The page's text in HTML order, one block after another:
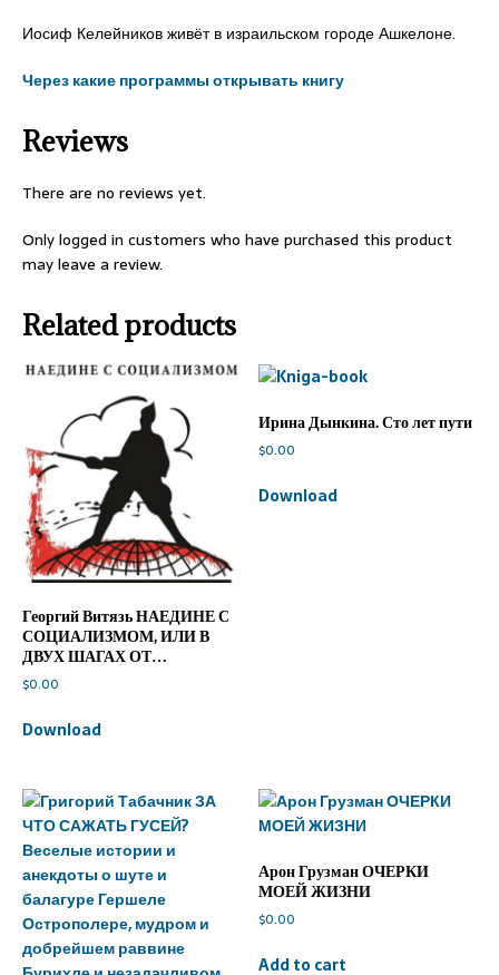
Иосиф Келейников живёт в израильском городе Ашкелоне.
Через какие программы открывать книгу
Reviews
There are no reviews yet.
Only logged in customers who have purchased this product
may leave a review.
Related products
Георгий Витязь НАЕДИНЕ С
СОЦИАЛИЗМОМ, ИЛИ В
ДВУХ ШАГАХ ОТ…
$0.00
Download
Ирина Дынкина. Сто лет пути
$0.00
Download
Арон Грузман ОЧЕРКИ
МОЕЙ ЖИЗНИ
$0.00
Add to cart